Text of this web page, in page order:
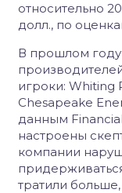
относительно
долл., по
В прошлом году
игроки: Whiting
Chesapeake
данным
настроены
компании
тратили